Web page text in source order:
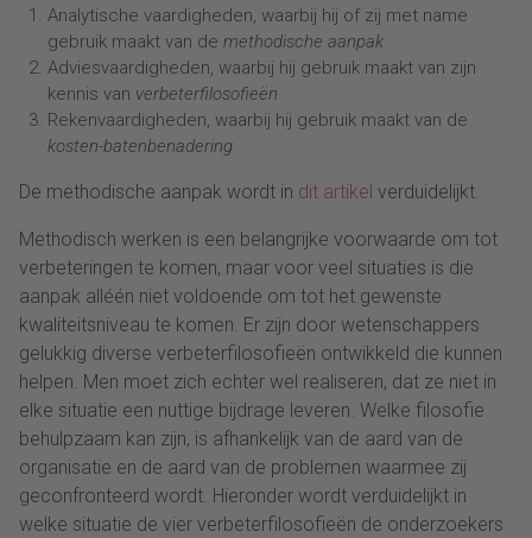
Analytische vaardigheden, waarbij hij of zij met name
gebruik maakt van de methodische aanpak
Adviesvaardigheden, waarbij hij gebruik maakt van zijn
kennis van verbeterfilosofieën
Rekenvaardigheden, waarbij hij gebruik maakt van de
kosten-batenbenadering
De methodische aanpak wordt in dit artikel verduidelijkt.
Methodisch werken is een belangrijke voorwaarde om tot
verbeteringen te komen, maar voor veel situaties is die
aanpak alléén niet voldoende om tot het gewenste
kwaliteitsniveau te komen. Er zijn door wetenschappers
gelukkig diverse verbeterfilosofieën ontwikkeld die kunnen
helpen. Men moet zich echter wel realiseren, dat ze niet in
elke situatie een nuttige bijdrage leveren. Welke filosofie
behulpzaam kan zijn, is afhankelijk van de aard van de
organisatie en de aard van de problemen waarmee zij
geconfronteerd wordt. Hieronder wordt verduidelijkt in
welke situatie de vier verbeterfilosofieën de onderzoekers